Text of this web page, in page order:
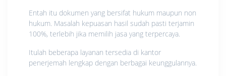
Entah itu dokumen yang bersifat hukum maupun non
hukum. Masalah kepuasan hasil sudah pasti terjamin
100%, terlebih jika memilih jasa yang terpercaya.
Itulah beberapa layanan tersedia di kantor
penerjemah lengkap dengan berbagai keunggulannya.